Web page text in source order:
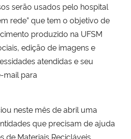
serão usados pelo hospital
rede” que tem o objetivo de
produzido na UFSM
edição de imagens e
atendidas e seu
mail para
neste mês de abril uma
que precisam de ajuda
de Materiais Recicláveis